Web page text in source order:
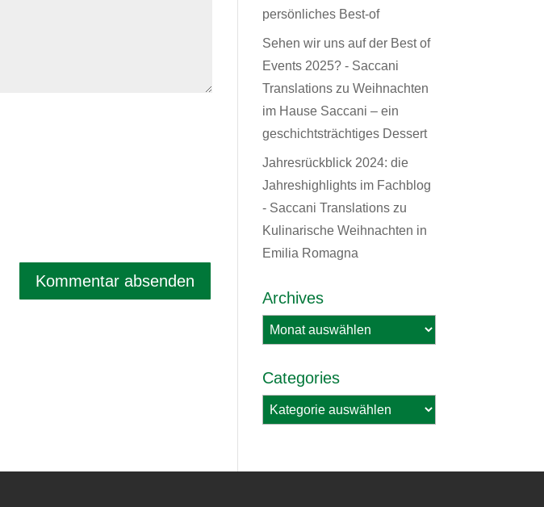
persönliches Best-of
Sehen wir uns auf der Best of
Events 2025? - Saccani
Translationszu Weihnachten
im Hause Saccani – ein
geschichtsträchtiges Dessert
Jahresrückblick 2024: die
Jahreshighlights im Fachblog
- Saccani Translationszu
Kulinarische Weihnachten in
Emilia Romagna
Archives
Archives
Categories
Categories